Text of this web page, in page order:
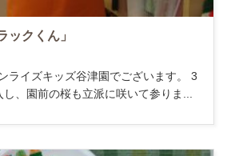
ックくん」
ライズキッズ谷津園でございます。 3
、園前の桜も立派に咲いて参りま...